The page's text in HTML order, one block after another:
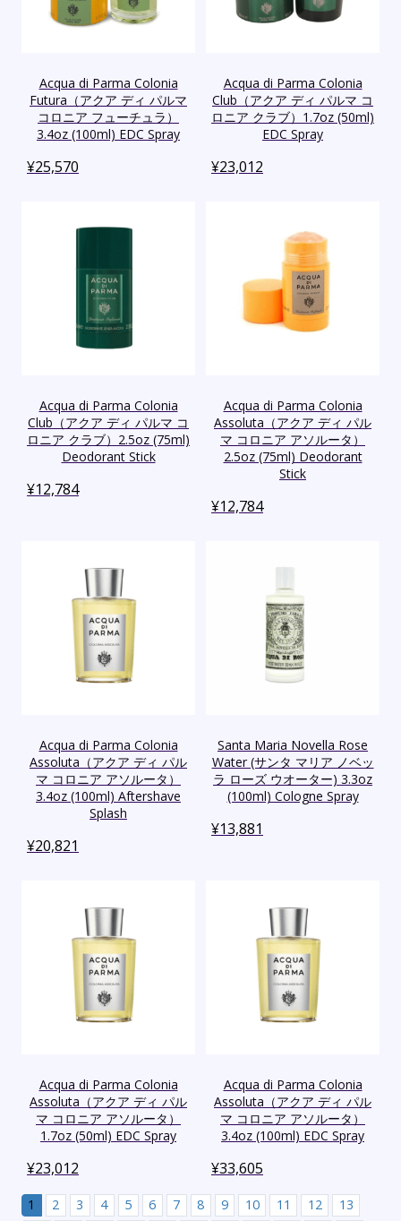
Acqua di Parma Colonia
Futura（アクア ディ パルマ
コロニア フューチュラ）
3.4oz (100ml) EDC Spray
¥25,570
Acqua di Parma Colonia
Club（アクア ディ パルマ コ
ロニア クラブ）1.7oz (50ml)
EDC Spray
¥23,012
Acqua di Parma Colonia
Club（アクア ディ パルマ コ
ロニア クラブ）2.5oz (75ml)
Deodorant Stick
¥12,784
Acqua di Parma Colonia
Assoluta（アクア ディ パル
マ コロニア アソルータ）
2.5oz (75ml) Deodorant
Stick
¥12,784
Acqua di Parma Colonia
Assoluta（アクア ディ パル
マ コロニア アソルータ）
3.4oz (100ml) Aftershave
Splash
¥20,821
Santa Maria Novella Rose
Water (サンタ マリア ノベッ
ラ ローズ ウオーター) 3.3oz
(100ml) Cologne Spray
¥13,881
Acqua di Parma Colonia
Assoluta（アクア ディ パル
マ コロニア アソルータ）
1.7oz (50ml) EDC Spray
¥23,012
Acqua di Parma Colonia
Assoluta（アクア ディ パル
マ コロニア アソルータ）
3.4oz (100ml) EDC Spray
¥33,605
1 2 3 4 5 6 7 8 9 10 11 12
13